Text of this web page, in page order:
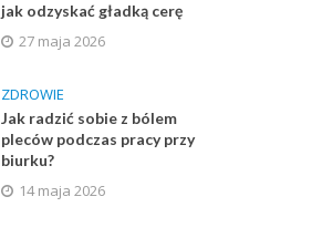
jak odzyskać gładką cerę
27 maja 2026
ZDROWIE
Jak radzić sobie z bólem
pleców podczas pracy przy
biurku?
14 maja 2026